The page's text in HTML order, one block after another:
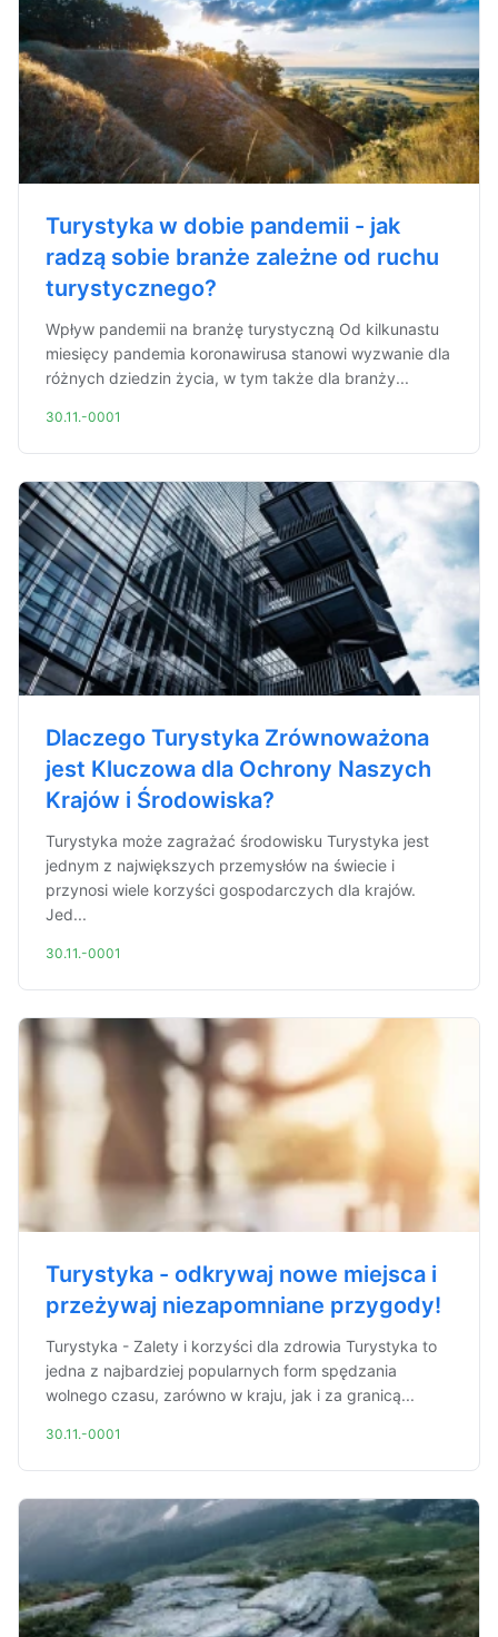
Turystyka w dobie pandemii - jak
radzą sobie branże zależne od ruchu
turystycznego?
Wpływ pandemii na branżę turystyczną Od kilkunastu
miesięcy pandemia koronawirusa stanowi wyzwanie dla
różnych dziedzin życia, w tym także dla branży...
30.11.-0001
Dlaczego Turystyka Zrównoważona
jest Kluczowa dla Ochrony Naszych
Krajów i Środowiska?
Turystyka może zagrażać środowisku Turystyka jest
jednym z największych przemysłów na świecie i
przynosi wiele korzyści gospodarczych dla krajów.
Jed...
30.11.-0001
Turystyka - odkrywaj nowe miejsca i
przeżywaj niezapomniane przygody!
Turystyka - Zalety i korzyści dla zdrowia Turystyka to
jedna z najbardziej popularnych form spędzania
wolnego czasu, zarówno w kraju, jak i za granicą...
30.11.-0001